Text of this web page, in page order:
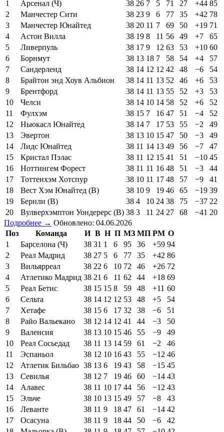
1
Арсенал (Ч) 38 26 7 5 71 27 +44 85
2
Манчестер Сити 38 23 9 6 77 35 +42 78
3
Манчестер Юнайтед 38 20 11 7 69 50 +19 71
4
Астон Вилла 38 19 8 11 56 49 +7
65
5
Ливерпуль 38 17 9 12 63 53 +10 60
6
Борнмут 38 13 18 7 58 54 +4
57
7
Сандерленд 38 14 12 12 42 48 −6
54
8
Брайтон энд Хоув Альбион 38 14 11 13 52 46 +6
53
9
Брентфорд 38 14 11 13 55 52 +3
53
10
Челси 38 14 10 14 58 52 +6
52
11
Фулхэм 38 15 7 16 47 51 −4
52
12
Ньюкасл Юнайтед 38 14 7 17 53 55 −2
49
13
Эвертон 38 13 10 15 47 50 −3
49
14
Лидс Юнайтед 38 11 14 13 49 56 −7
47
15
Кристал Пэлас 38 11 12 15 41 51 −10 45
16
Ноттингем Форест 38 11 11 16 48 51 −3
44
17
Тоттенхэм Хотспур 38 10 11 17 48 57 −9
41
18
Вест Хэм Юнайтед (В) 38 10 9 19 46 65 −19 39
19
Бернли (В) 38 4 10 24 38 75 −37 22
20
Вулверхэмптон Уондерерс (В) 38 3 11 24 27 68 −41 20
Подробнее → Обновлено: 04.06.2026
Поз
Команда И В Н П МЗ МП РМ О
1
Барселона (Ч) 38 31 1 6 95 36 +59 94
2
Реал Мадрид 38 27 5 6 77 35 +42 86
3
Вильярреал 38 22 6 10 72 46 +26 72
4
Атлетико Мадрид 38 21 6 11 62 44 +18 69
5
Реал Бетис 38 15 15 8 59 48 +11 60
6
Сельта 38 14 12 12 53 48 +5
54
7
Хетафе 38 15 6 17 32 38 −6
51
8
Райо Вальекано 38 12 14 12 41 44 −3
50
9
Валенсия 38 13 10 15 46 55 −9
49
10
Реал Сосьедад 38 11 13 14 59 61 −2
46
11
Эспаньол 38 12 10 16 43 55 −12 46
12
Атлетик Бильбао 38 13 6 19 43 58 −15 45
13
Севилья 38 12 7 19 46 60 −14 43
14
Алавес 38 11 10 17 44 56 −12 43
15
Эльче 38 10 13 15 49 57 −8
43
16
Леванте 38 11 9 18 47 61 −14 42
17
Осасуна 38 11 9 18 44 50 −6
42